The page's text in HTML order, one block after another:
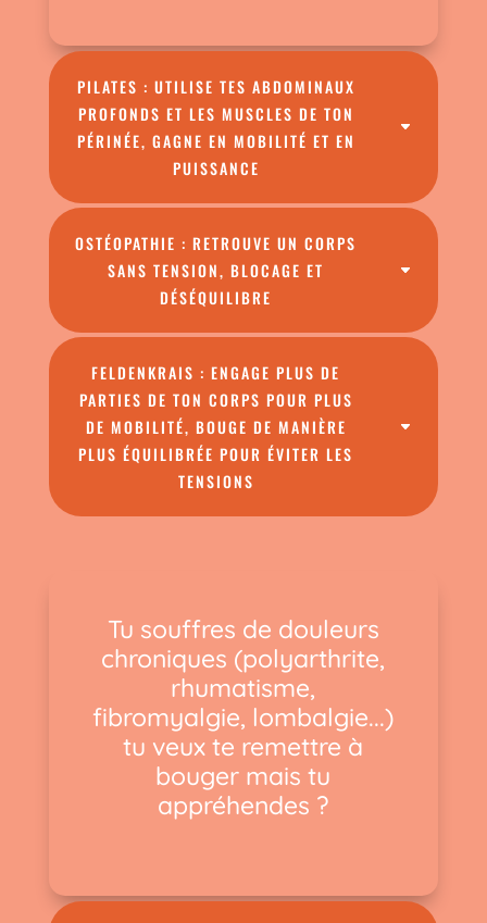
PILATES : UTILISE TES ABDOMINAUX
PROFONDS ET LES MUSCLES DE TON
PÉRINÉE, GAGNE EN MOBILITÉ ET EN
PUISSANCE
OSTÉOPATHIE : RETROUVE UN CORPS
SANS TENSION, BLOCAGE ET
DÉSÉQUILIBRE
FELDENKRAIS : ENGAGE PLUS DE
PARTIES DE TON CORPS POUR PLUS
DE MOBILITÉ, BOUGE DE MANIÈRE
PLUS ÉQUILIBRÉE POUR ÉVITER LES
TENSIONS
Tu souffres de douleurs
chroniques (polyarthrite,
rhumatisme,
fibromyalgie, lombalgie...)
tu veux te remettre à
bouger mais tu
appréhendes ?